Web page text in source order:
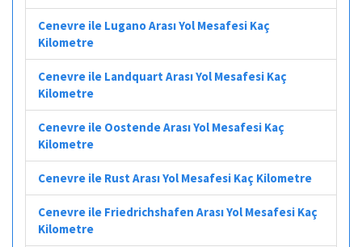
Cenevre ile Lugano Arası Yol Mesafesi Kaç
Kilometre
Cenevre ile Landquart Arası Yol Mesafesi Kaç
Kilometre
Cenevre ile Oostende Arası Yol Mesafesi Kaç
Kilometre
Cenevre ile Rust Arası Yol Mesafesi Kaç Kilometre
Cenevre ile Friedrichshafen Arası Yol Mesafesi Kaç
Kilometre